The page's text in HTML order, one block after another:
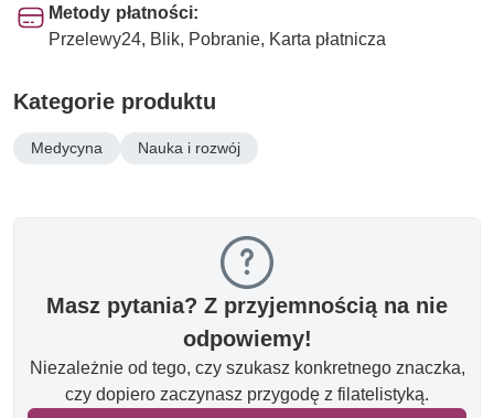
Metody płatności:
Przelewy24, Blik, Pobranie, Karta płatnicza
Kategorie produktu
Medycyna Nauka i rozwój
Masz pytania? Z przyjemnością na nie
odpowiemy!
Niezależnie od tego, czy szukasz konkretnego znaczka,
czy dopiero zaczynasz przygodę z filatelistyką.